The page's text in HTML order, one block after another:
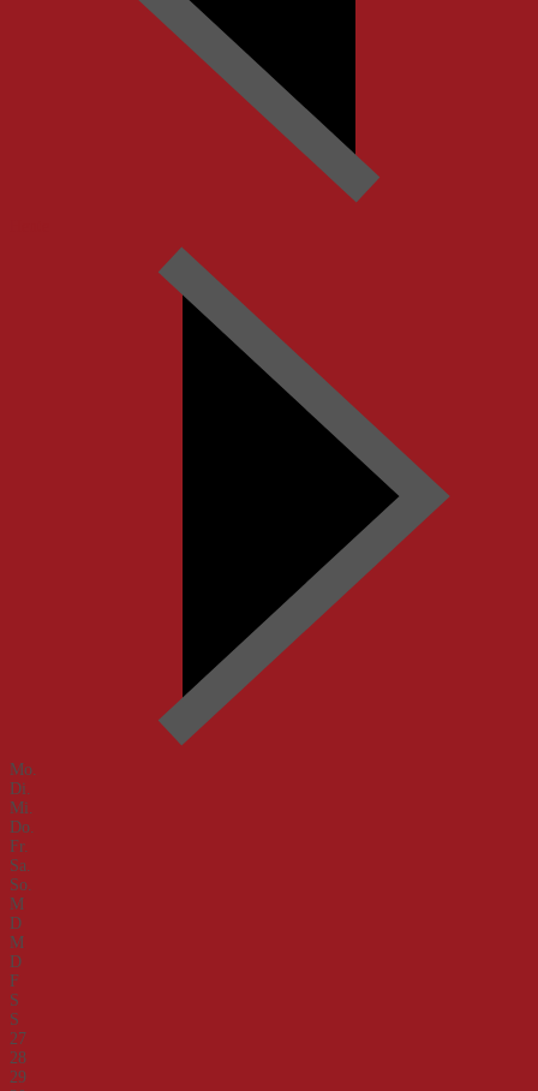
Mo.
Di.
Mi.
Do.
Fr.
Sa.
So.
M
D
M
D
F
S
S
27
28
29